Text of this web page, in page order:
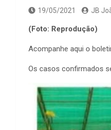
19/05/2021 JB
(Foto: Reprodução)
Acompanhe aqui o
Os casos confirmados